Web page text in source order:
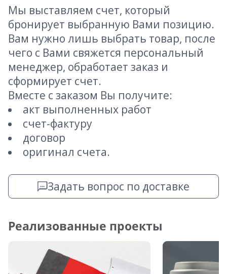
Мы выставляем счет, который
бронирует выбранную Вами позицию.
Вам нужно лишь выбрать товар, после
чего с Вами свяжется персональный
менеджер, обработает заказ и
сформирует счет.
Вместе с заказом Вы получите:
акт выполненных работ
счет-фактуру
договор
оригинал счета.
Задать вопрос по доставке
Реализованные проекты